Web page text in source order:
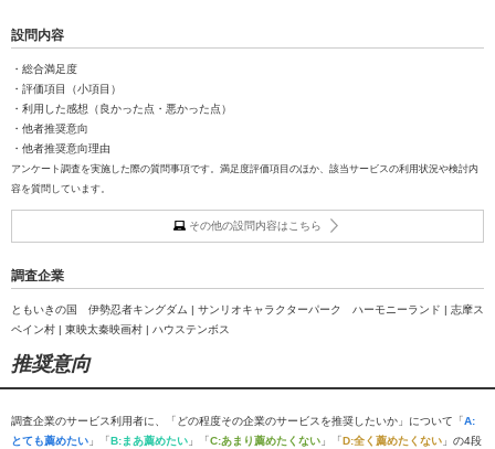
設問内容
・総合満足度
・評価項目（小項目）
・利用した感想（良かった点・悪かった点）
・他者推奨意向
・他者推奨意向理由
アンケート調査を実施した際の質問事項です。満足度評価項目のほか、該当サービスの利用状況や検討内
容を質問しています。
その他の設問内容はこちら
調査企業
ともいきの国 伊勢忍者キングダム | サンリオキャラクターパーク ハーモニーランド | 志摩ス
ペイン村 | 東映太秦映画村 | ハウステンボス
推奨意向
調査企業のサービス利用者に、「どの程度その企業のサービスを推奨したいか」について「A:
とても薦めたい 」「B:まあ薦めたい 」「C:あまり薦めたくない 」「D:全く薦めたくない 」の4段